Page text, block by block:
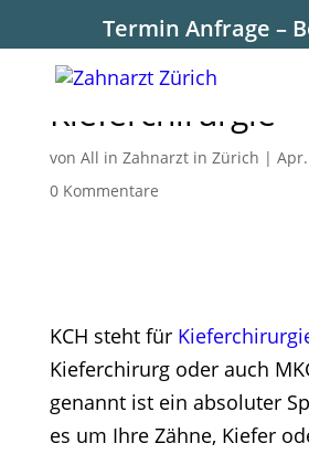
Termin Anfrage –
KCH steht für
Kieferchirurgie
von All in Zahnarzt in Zürich |
0 Kommentare
KCH steht für
Kieferchirurg oder auch
genannt ist ein absoluter
es um Ihre Zähne, Kiefer